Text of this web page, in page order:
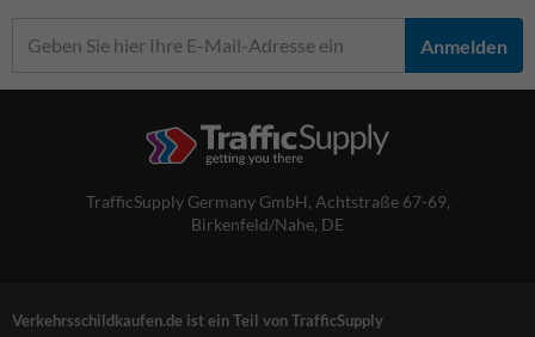
Anmelden
TrafficSupply Germany GmbH, Achtstraße 67-69,
Birkenfeld/Nahe, DE
Verkehrsschildkaufen.de ist ein Teil von TrafficSupply